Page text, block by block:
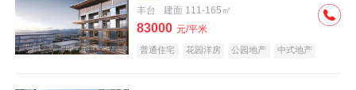
丰台 建面 111-165㎡
83000 元/平米
普通住宅 花园洋房 公园地产
中式地产